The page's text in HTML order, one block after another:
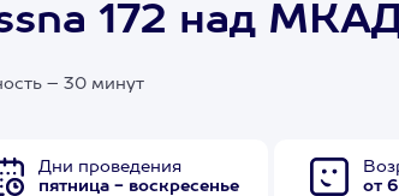
172 над
– 30 минут
Дни проведения
пятница - воскресенье
от